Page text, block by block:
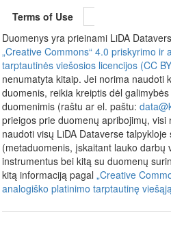
Terms of Use
Duomenys yra prieinami LiDA
„Creative Commons“ 4.0 priskyrimo ir
tarptautinės viešosios licencijos (CC
nenumatyta kitaip. Jei norima naudoti
duomenis, reikia kreiptis dėl
duomenimis (raštu ar el. paštu:
prieigos prie duomenų apribojimų, visi
naudoti visų LiDA Dataverse
(metaduomenis, įskaitant lauko darbų
instrumentus bei kitą su duomenų
kitą informaciją pagal „Creative
analogiško platinimo tarptautinę